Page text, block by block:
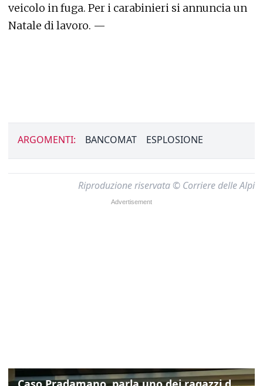
veicolo in fuga. Per i carabinieri si annuncia un
Natale di lavoro. —
ARGOMENTI: BANCOMAT ESPLOSIONE
Riproduzione riservata © Corriere delle Alpi